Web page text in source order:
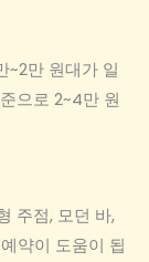
~2만 원대가 일
으로 2~4만 원
주점, 모던 바,
약이 도움이 됩